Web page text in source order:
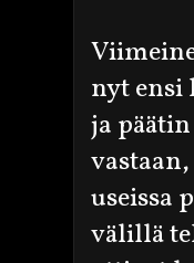
nyt ensi
ja
useissa
välillä